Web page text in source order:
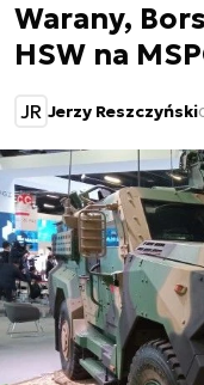
Warany,
HSW na
JR Jerzy Reszczyński